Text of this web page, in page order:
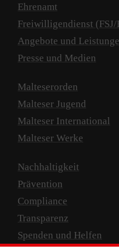
Ehrenamt
Freiwilligendienst (FSJ/
Angebote und
Presse und Medien
Malteserorden
Malteser Jugend
Malteser International
Malteser Werke
Nachhaltigkeit
Prävention
Compliance
Transparenz
Spenden und Helfen